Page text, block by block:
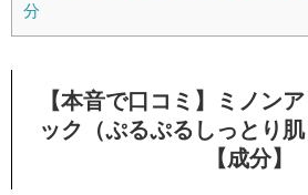
分
【本音で口コミ】ミノン
ック（ぷるぷるしっとり
【成分】